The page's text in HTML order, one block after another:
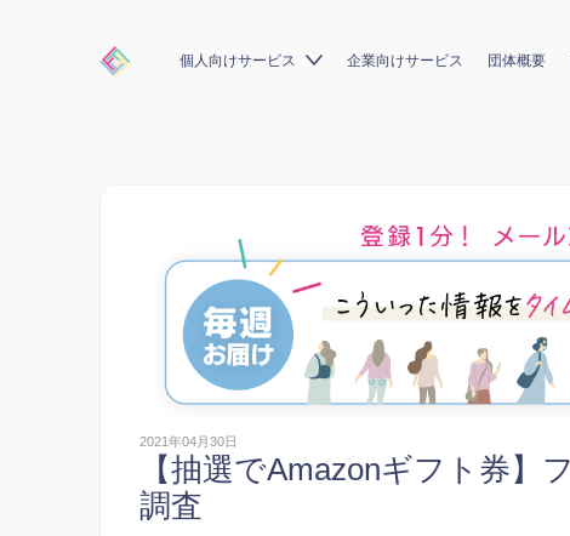
個人向けサービス 企業向けサービス 団体概要
2021年04月30日
【抽選でAmazonギフト券】
調査